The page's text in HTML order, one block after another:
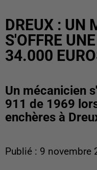
DREUX : UN
S'OFFRE
34.000
Un mécanicien
911 de 1969
enchères à
Publié : 9 novembre